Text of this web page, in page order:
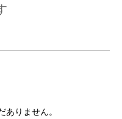
ありません。